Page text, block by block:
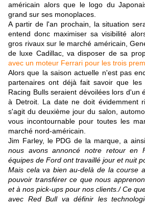
américain alors que le logo du
grand sur ses monoplaces.
A partir de l'an prochain, la situation
entend donc maximiser sa visibilité
gros rivaux sur le marché américain,
de luxe Cadillac, va disposer de sa
avec un moteur Ferrari pour les trois
Alors que la saison actuelle n'est pas
partenaires ont déjà fait savoir que
Racing Bulls seraient dévoilées lors d'un
à Detroit. La date ne doit évidemment
s'agit du deuxième jour du salon,
vous incontournable pour toutes les
marché nord-américain.
Jim Farley, le PDG de la marque, a
nous avons annoncé notre retour en
équipes de Ford ont travaillé jour et nuit
Mais cela va bien au-delà de la course
pouvoir transférer ce que nous
et à nos pick-ups pour nos clients./ Ce
avec Red Bull va définir les